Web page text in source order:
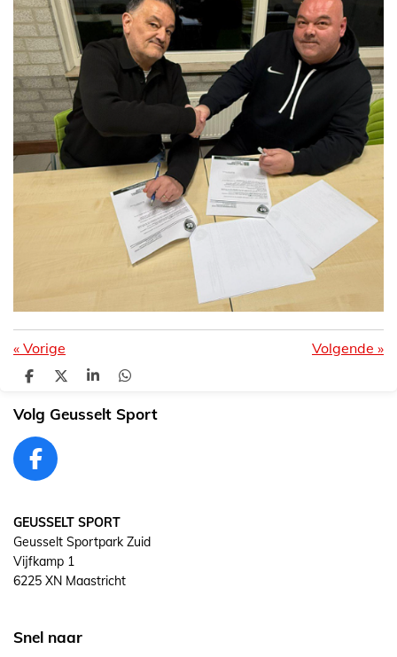
« Vorige Volgende »
D
l
e
n
D
e
l
S
a
r
D
l
e
Volg Geusselt Sport
F
a
e
b
o
GEUSSELT SPORT
Geusselt Sportpark Zuid
Vijfkamp 1
6225 XN Maastricht
Snel naar